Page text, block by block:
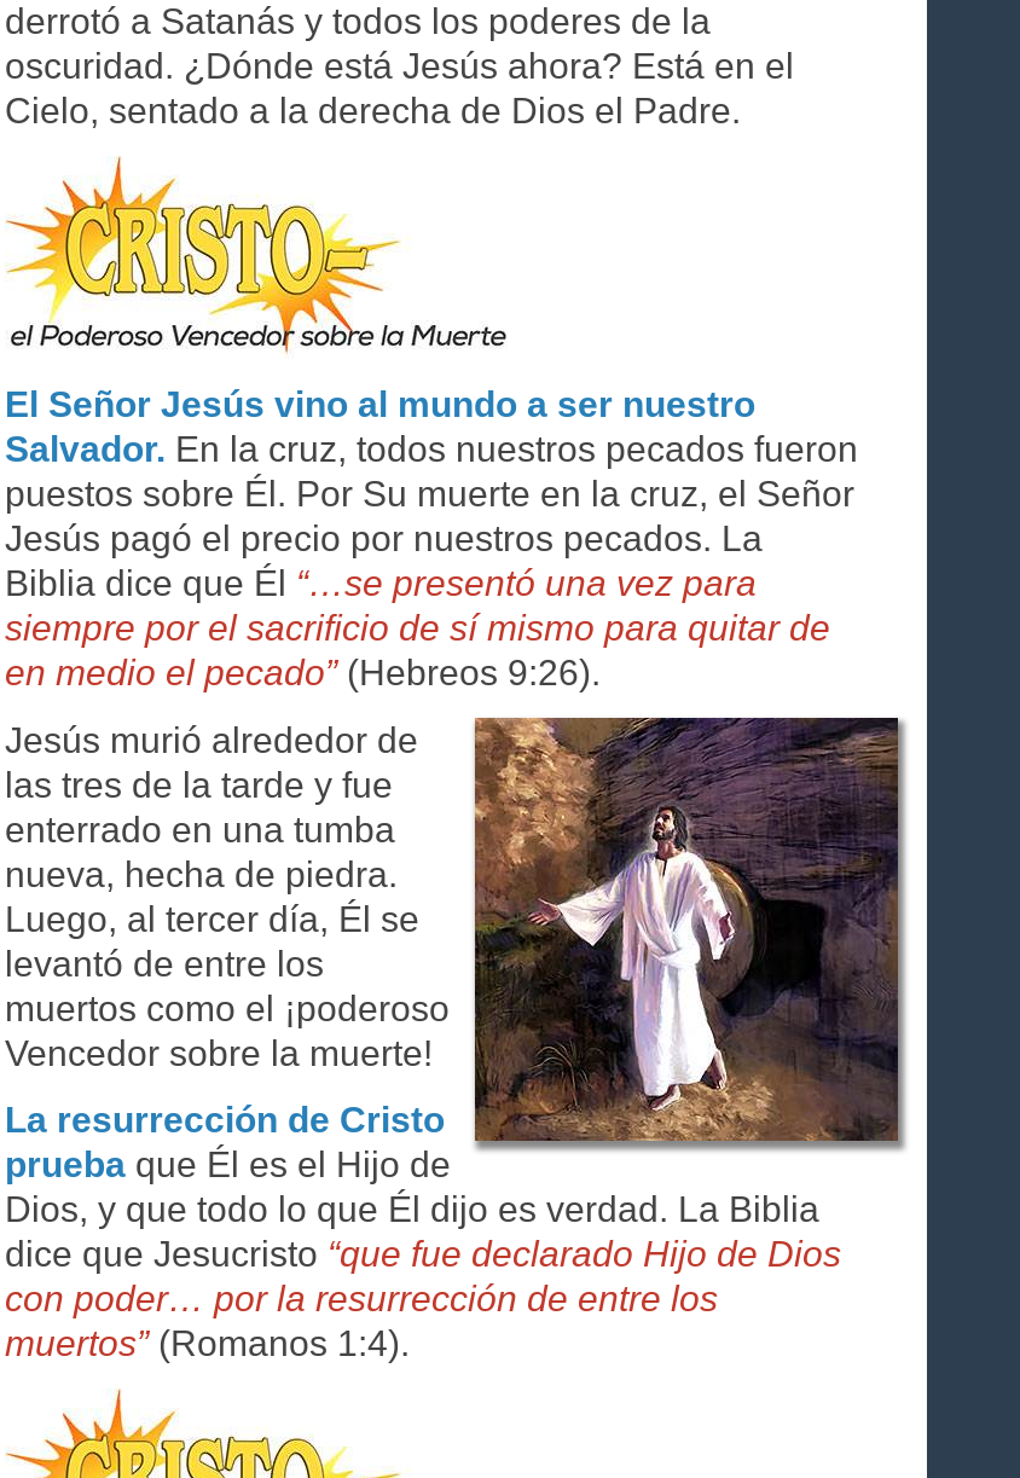
derrotó a Satanás y todos los poderes de la
oscuridad. ¿Dónde está Jesús ahora? Está en el
Cielo, sentado a la derecha de Dios el Padre.
El Señor Jesús vino al mundo a ser nuestro
Salvador. En la cruz, todos nuestros pecados fueron
puestos sobre Él. Por Su muerte en la cruz, el Señor
Jesús pagó el precio por nuestros pecados. La
Biblia dice que Él “…se presentó una vez para
siempre por el sacrificio de sí mismo para quitar de
en medio el pecado”(Hebreos 9:26).
Jesús murió alrededor de
las tres de la tarde y fue
enterrado en una tumba
nueva, hecha de piedra.
Luego, al tercer día, Él se
levantó de entre los
muertos como el ¡poderoso
Vencedor sobre la muerte!
La resurrección de Cristo
prueba que Él es el Hijo de
Dios, y que todo lo que Él dijo es verdad. La Biblia
dice que Jesucristo “que fue declarado Hijo de Dios
con poder… por la resurrección de entre los
muertos”(Romanos 1:4).